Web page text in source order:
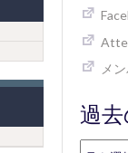
メ
過去